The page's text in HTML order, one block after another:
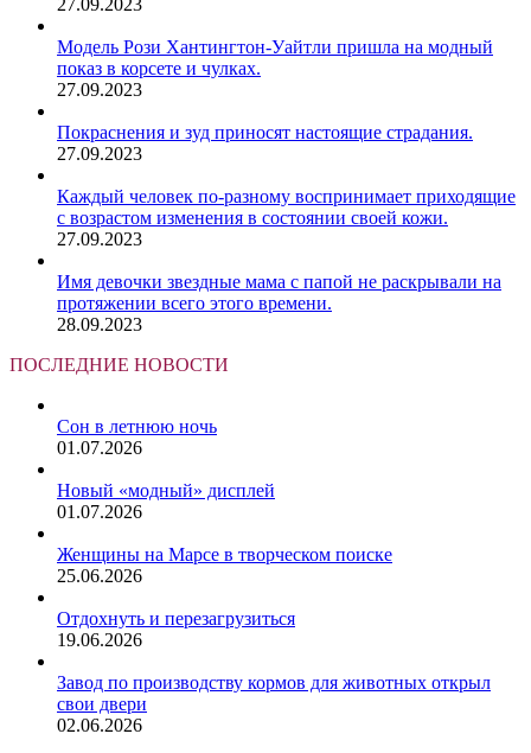
Модель Рози Хантингтон-Уайтли пришла на модный
показ в корсете и чулках.
27.09.2023
Покраснения и зуд приносят настоящие страдания.
27.09.2023
Каждый человек по-разному воспринимает приходящие
с возрастом изменения в состоянии своей кожи.
27.09.2023
Имя девочки звездные мама с папой не раскрывали на
протяжении всего этого времени.
28.09.2023
ПОСЛЕДНИЕ НОВОСТИ
Сон в летнюю ночь
01.07.2026
Новый «модный» дисплей
01.07.2026
Женщины на Марсе в творческом поиске
25.06.2026
Отдохнуть и перезагрузиться
19.06.2026
Завод по производству кормов для животных открыл
свои двери
02.06.2026